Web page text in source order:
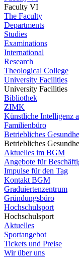
Faculty VI
The Faculty
Departments
Studies
Examinations
International
Research
Theological College
University Facilities
University Facilities
Bibliothek
ZIMK
Künstliche Intelligenz
Familienbüro
Betriebliches
Betriebliches
Aktuelles im BGM
Angebote für
Impulse für den Tag
Kontakt BGM
Graduiertenzentrum
Gründungsbüro
Hochschulsport
Hochschulsport
Aktuelles
Sportangebot
Tickets und Preise
Wir über uns